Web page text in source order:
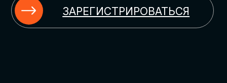
ЦИФРОВИЗАЦИЯ
ИМПОРТОЗАМЕЩЕНИЕ